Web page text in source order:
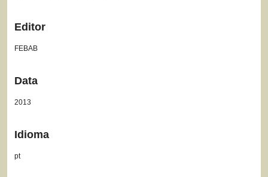
Editor
FEBAB
Data
2013
Idioma
pt